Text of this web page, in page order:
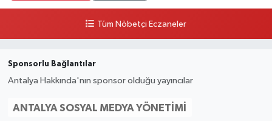
Tüm Nöbetçi Eczaneler
Sponsorlu Bağlantılar
Antalya Hakkında'nın sponsor olduğu yayıncılar
ANTALYA SOSYAL MEDYA YÖNETIMI